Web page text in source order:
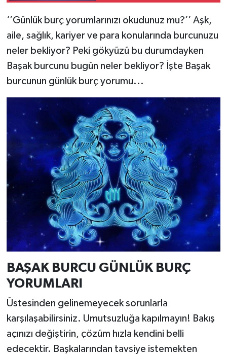
‘’Günlük burç yorumlarınızı okudunuz mu?’’ Aşk,
aile, sağlık, kariyer ve para konularında burcunuzu
neler bekliyor? Peki gökyüzü bu durumdayken
Başak burcunu bugün neler bekliyor? İşte Başak
burcunun günlük burç yorumu...
BAŞAK BURCU GÜNLÜK BURÇ
YORUMLARI
Üstesinden gelinemeyecek sorunlarla
karşılaşabilirsiniz. Umutsuzluğa kapılmayın! Bakış
açınızı değiştirin, çözüm hızla kendini belli
edecektir. Başkalarından tavsiye istemekten